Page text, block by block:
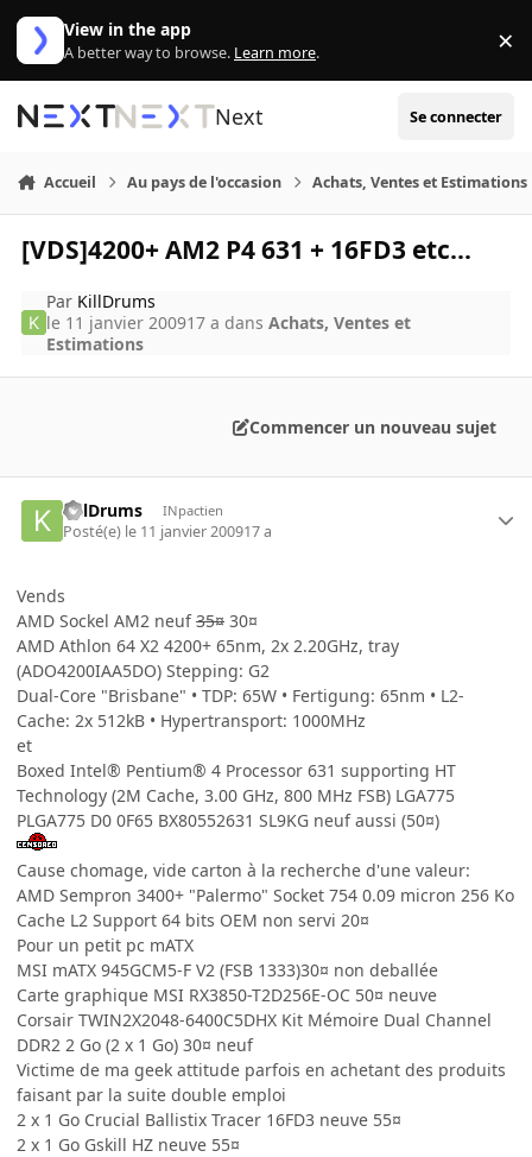
Aller au contenu
View in the app
A better way to browse. Learn more. ×
Next Se connecter
Accueil Au pays de l'occasion Achats, Ventes et Estimations
[VDS]4200+ AM2 P4 631 + 16FD3 etc...
Par KillDrums
le 11 janvier 200917 a dansAchats, Ventes et
Estimations
Commencer un nouveau sujet
KillDrums INpactien
Posté(e) le 11 janvier 200917 a
Vends
AMD Sockel AM2 neuf35¤ 30¤
AMD Athlon 64 X2 4200+ 65nm, 2x 2.20GHz, tray
(ADO4200IAA5DO) Stepping: G2
Dual-Core "Brisbane" • TDP: 65W • Fertigung: 65nm • L2-
Cache: 2x 512kB • Hypertransport: 1000MHz
et
Boxed Intel® Pentium® 4 Processor 631 supporting HT
Technology (2M Cache, 3.00 GHz, 800 MHz FSB) LGA775
PLGA775 D0 0F65 BX80552631 SL9KG neuf aussi (50¤)
Cause chomage, vide carton à la recherche d'une valeur:
AMD Sempron 3400+ "Palermo" Socket 754 0.09 micron 256 Ko
Cache L2 Support 64 bits OEM non servi 20¤
Pour un petit pc mATX
MSI mATX 945GCM5-F V2 (FSB 1333)30¤ non deballée
Carte graphique MSI RX3850-T2D256E-OC 50¤ neuve
Corsair TWIN2X2048-6400C5DHX Kit Mémoire Dual Channel
DDR2 2 Go (2 x 1 Go) 30¤ neuf
Victime de ma geek attitude parfois en achetant des produits
faisant par la suite double emploi
2 x 1 Go Crucial Ballistix Tracer 16FD3 neuve 55¤
2 x 1 Go Gskill HZ neuve 55¤